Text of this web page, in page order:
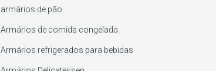
armários de pão
Armários de comida congelada
Armários refrigerados para bebidas